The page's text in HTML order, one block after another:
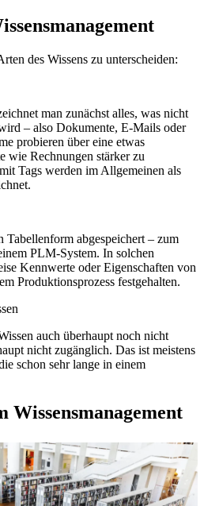
des Wissens zu unterscheiden:
man zunächst alles, was nicht
– also Dokumente, E-Mails oder
probieren über eine etwas
wie Rechnungen stärker zu
Tags werden im Allgemeinen als
Tabellenform abgespeichert – zum
PLM-System. In solchen
Kennwerte oder Eigenschaften von
Produktionsprozess festgehalten.
auch überhaupt noch nicht
nicht zugänglich. Das ist meistens
schon sehr lange in einem
Wissensmanagement